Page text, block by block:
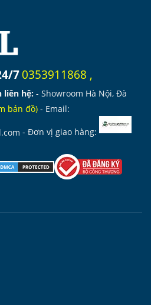
70353911868 ,
liên hệ: - Showroom Hà Nội, Đà
bản đồ) - Email:
- Đơn vị giao hàng: